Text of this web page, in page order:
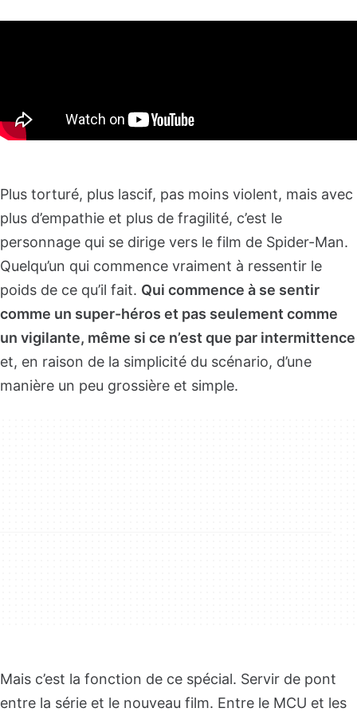
Plus torturé, plus lascif, pas moins violent, mais avec
plus d’empathie et plus de fragilité, c’est le
personnage qui se dirige vers le film de Spider-Man.
Quelqu’un qui commence vraiment à ressentir le
poids de ce qu’il fait. Qui commence à se sentir
comme un super-héros et pas seulement comme
un vigilante, même si ce n’est que par intermittence
et, en raison de la simplicité du scénario, d’une
manière un peu grossière et simple.
Mais c’est la fonction de ce spécial. Servir de pont
entre la série et le nouveau film. Entre le MCU et les